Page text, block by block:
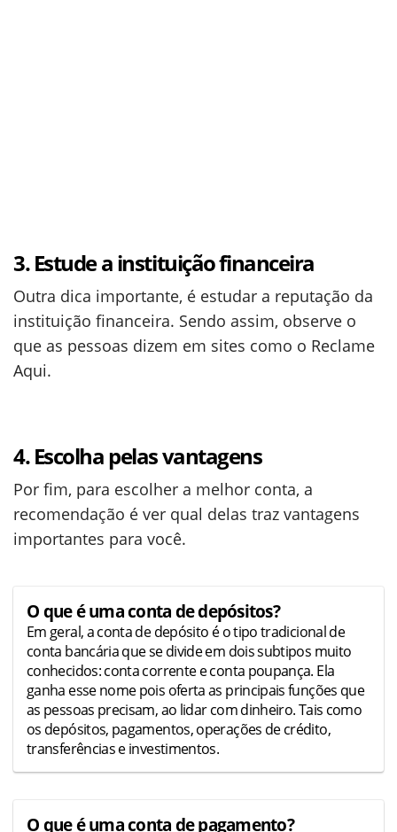
3. Estude a instituição financeira
Outra dica importante, é estudar a reputação da
instituição financeira. Sendo assim, observe o
que as pessoas dizem em sites como o Reclame
Aqui.
4. Escolha pelas vantagens
Por fim, para escolher a melhor conta, a
recomendação é ver qual delas traz vantagens
importantes para você.
O que é uma conta de depósitos?
Em geral, a conta de depósito é o tipo tradicional de
conta bancária que se divide em dois subtipos muito
conhecidos: conta corrente e conta poupança. Ela
ganha esse nome pois oferta as principais funções que
as pessoas precisam, ao lidar com dinheiro. Tais como
os depósitos, pagamentos, operações de crédito,
transferências e investimentos.
O que é uma conta de pagamento?